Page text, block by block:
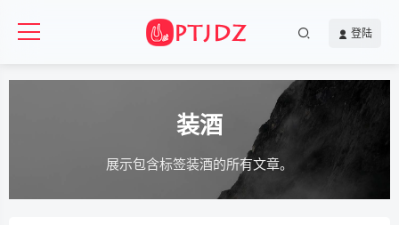
登陆
装酒
展示包含标签装酒的所有文章。